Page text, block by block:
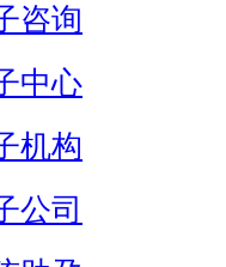
咨询
中心
机构
公司